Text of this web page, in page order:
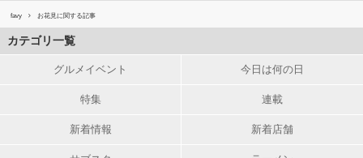
favy お花見に関する記事
カテゴリ一覧
グルメイベント 今日は何の日
特集 連載
新着情報 新着店舗